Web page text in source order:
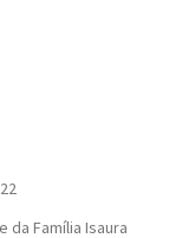
da Família Isaura